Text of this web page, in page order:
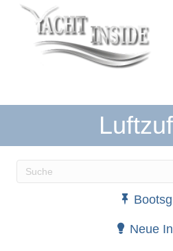
Wenn die Ergebnisse der
Neue